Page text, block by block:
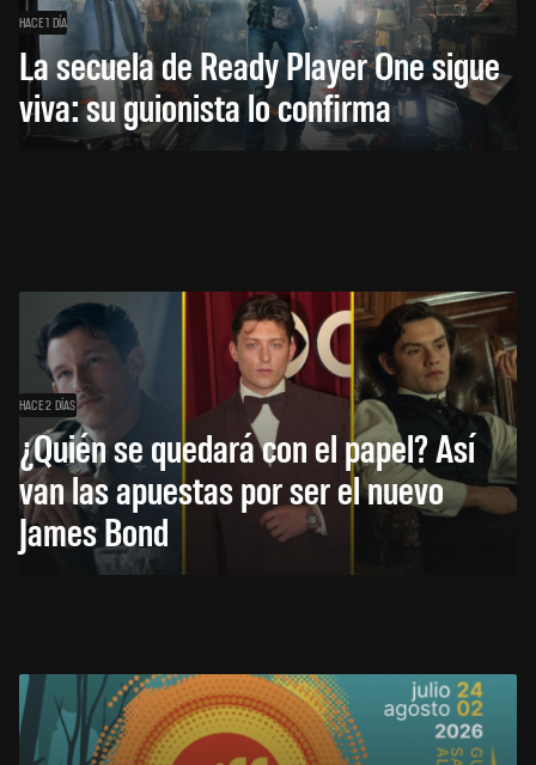
HACE 1 DÍA
La secuela de Ready Player One sigue
viva: su guionista lo confirma
HACE 2 DÍAS
¿Quién se quedará con el papel? Así
van las apuestas por ser el nuevo
James Bond